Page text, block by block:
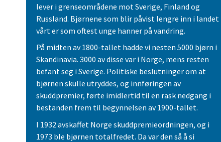
lever i grenseområdene mot Sverige, Finland og
Russland. Bjørnene som blir påvist lengre inn i landet
vårt er som oftest unge hanner på vandring.
På midten av 1800-tallet hadde vi nesten 5000 bjørn i
Skandinavia. 3000 av disse var i Norge, mens resten
befant seg i Sverige. Politiske beslutninger om at
bjørnen skulle utryddes, og innføringen av
skuddpremier, førte imidlertid til en rask nedgang i
bestanden frem til begynnelsen av 1900-tallet.
I 1932 avskaffet Norge skuddpremieordningen, og i
1973 ble bjørnen totalfredet. Da var den så å si